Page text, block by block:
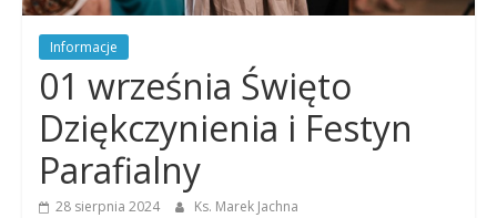
Dobrego
Pasterza
Informacje
01 września Święto
Dziękczynienia i Festyn
Parafialny
28 sierpnia 2024 Ks. Marek Jachna